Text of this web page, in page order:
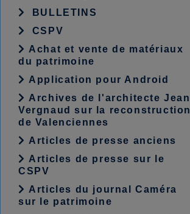
BULLETINS
CSPV
Achat et vente de matériaux
du patrimoine
Application pour Android
Archives de l'architecte Jean
Vergnaud sur la reconstruction
de Valenciennes
Articles de presse anciens
Articles de presse sur le
CSPV
Articles du journal Caméra
sur le patrimoine